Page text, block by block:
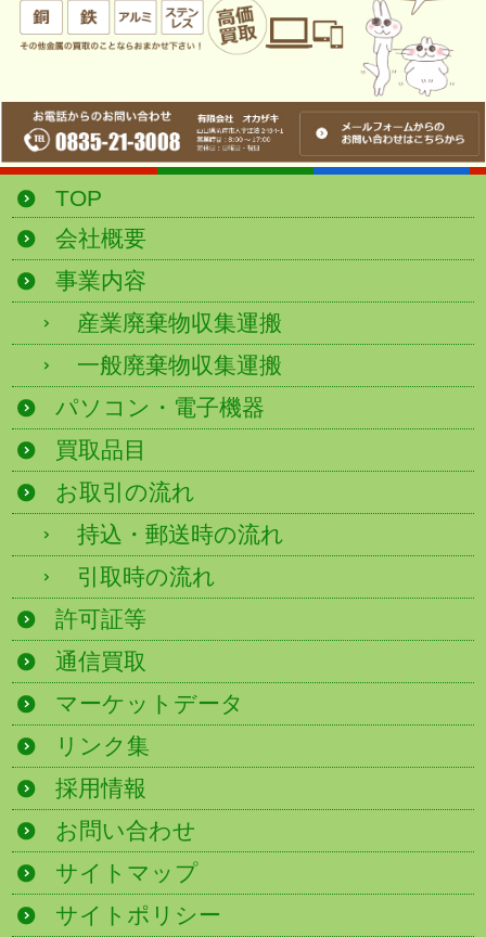
TOP
会社概要
事業内容
産業廃棄物収集運搬
一般廃棄物収集運搬
パソコン・電子機器
買取品目
お取引の流れ
持込・郵送時の流れ
引取時の流れ
許可証等
通信買取
マーケットデータ
リンク集
採用情報
お問い合わせ
サイトマップ
サイトポリシー